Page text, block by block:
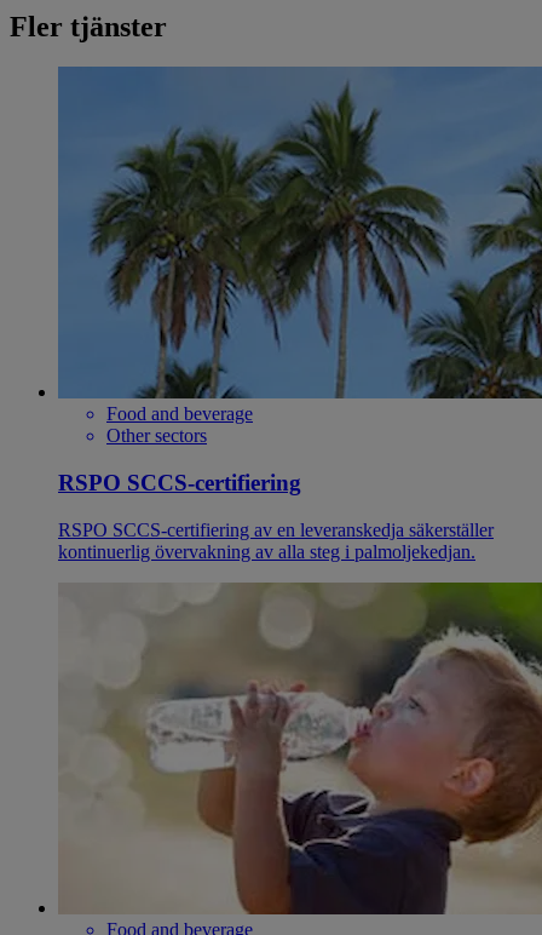
Fler tjänster
Food and beverage
Other sectors
RSPO SCCS-certifiering
RSPO SCCS‑certifiering av en leveranskedja säkerställer
kontinuerlig övervakning av alla steg i palmoljekedjan.
Food and beverage